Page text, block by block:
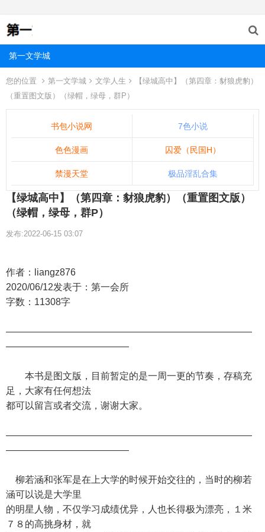
第一文学城
您的位置 第一文学城 文学人生
【绿城高中】（第四章：豺狼虎豹）
（重置图文版）（绿帽，绿母，群P）
书包小说网 7色小说
色色漫画 囚爱（民国H）
禁漫天堂 极品淫乱合集
【绿城高中】（第四章：豺狼虎豹）（重置图文版）
（绿帽，绿母，群P）
发布:2022-06-15 03:07
作者：liangz876
2020/06/12发表于：第一会所
字数：11308字
——————————————————————————
—————————————
本书是图文版，目前暂定的是一周一更的节奏，存稿充
足，大家有任何想法
都可以留言或者交流，谢谢大家。
——————————————————————————
—————————————
柳若涵和张军是在上大学的时候开始交往的，当时的柳若
涵可以说是大学里
的明星人物，不仅学习成绩优异，人也长得极为漂亮，１米
７８的高挑身材，就